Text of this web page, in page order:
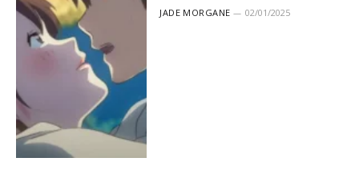
JADE MORGANE 02/01/2025